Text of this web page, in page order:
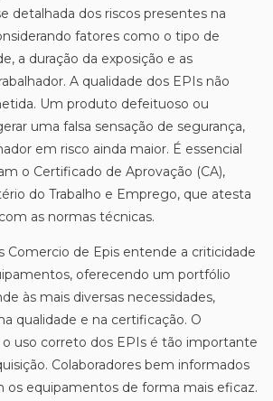
detalhada dos riscos presentes na
fatores como o tipo de
a duração da exposição e as
A qualidade dos EPIs não
Um produto defeituoso ou
uma falsa sensação de segurança,
em risco ainda maior. É essencial
o Certificado de Aprovação (CA),
do Trabalho e Emprego, que atesta
as normas técnicas.
Comercio de Epis entende a criticidade
oferecendo um portfólio
às mais diversas necessidades,
qualidade e na certificação. O
uso correto dos EPIs é tão importante
Colaboradores bem informados
os equipamentos de forma mais eficaz.